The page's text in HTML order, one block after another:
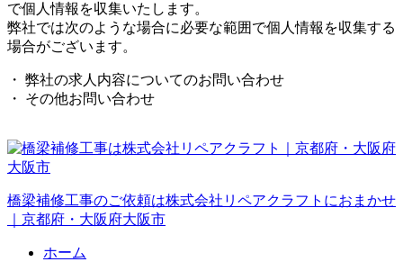
で個人情報を収集いたします。
弊社では次のような場合に必要な範囲で個人情報を収集する
場合がございます。
・ 弊社の求人内容についてのお問い合わせ
・ その他お問い合わせ
橋梁補修工事のご依頼は株式会社リペアクラフトにおまかせ
｜京都府・大阪府大阪市
ホーム